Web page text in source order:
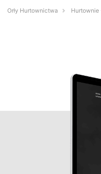
Orły Hurtownictwa Hurtownie